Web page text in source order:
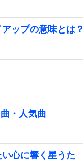
ップの意味とは？
・人気曲
心に響く星うた